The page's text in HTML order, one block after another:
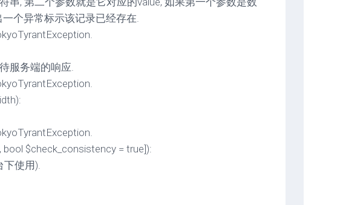
个异常标示该记录已经存在.
服务端的响应.
$check_consistency = true]):
下使用).